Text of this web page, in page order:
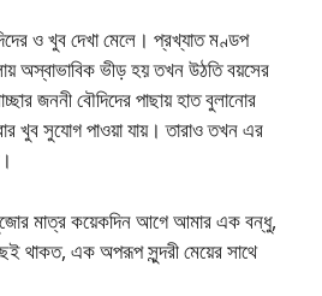
ও খুব দেখা মেলে। প্রখ্যাত মণ্ডপ
অস্বাভাবিক ভীড় হয় তখন উঠতি বয়সের
জননী বৌদিদের পাছায় হাত বুলানোর
খুব সুযোগ পাওয়া যায়। তারাও তখন এর
মাত্র কয়েকদিন আগে আমার এক বন্ধু,
থাকত, এক অপরূপ সুন্দরী মেয়ের সাথে